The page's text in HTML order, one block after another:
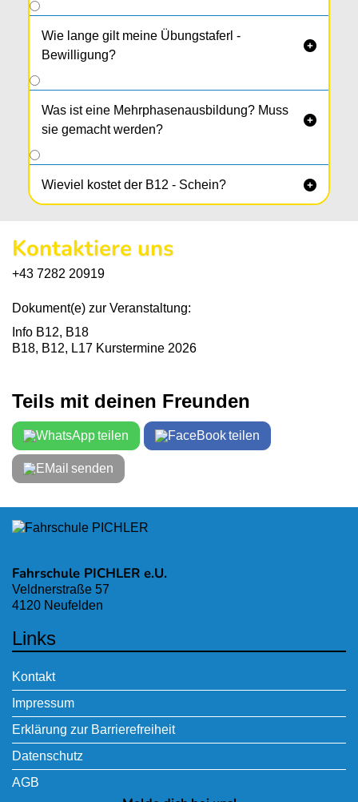
Wie lange gilt meine Übungstaferl -
Bewilligung?

Was ist eine Mehrphasenausbildung? Muss
sie gemacht werden?

Wieviel kostet der B12 - Schein? 
Kontaktiere uns
+43 7282 20919
Dokument(e) zur Veranstaltung:
Info B12, B18
B18, B12, L17 Kurstermine 2026
Teils mit deinen Freunden
teilen teilen
senden
Fahrschule PICHLER e.U.
Veldnerstraße 57
4120 Neufelden
Links
Kontakt
Impressum
Erklärung zur Barrierefreiheit
Datenschutz
AGB